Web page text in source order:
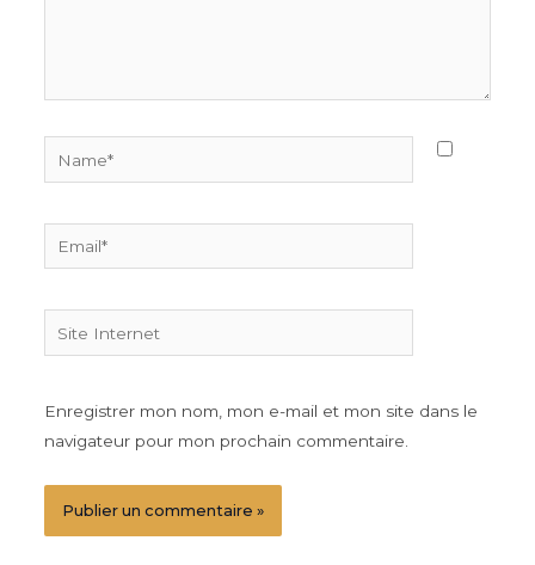
Site
Internet
Enregistrer mon nom, mon e-mail et mon site dans le
navigateur pour mon prochain commentaire.